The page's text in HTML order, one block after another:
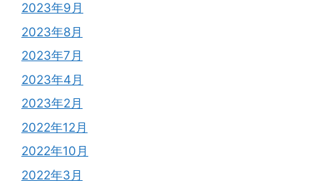
2023年9月
2023年8月
2023年7月
2023年4月
2023年2月
2022年12月
2022年10月
2022年3月